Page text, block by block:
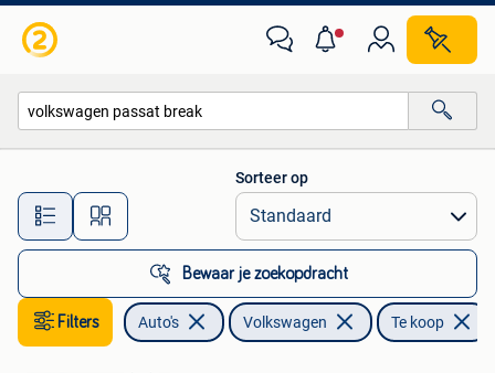
Alle afstanden…
Sorteer op
Bewaar je zoekopdracht
Filters Auto's Volkswagen Te koop